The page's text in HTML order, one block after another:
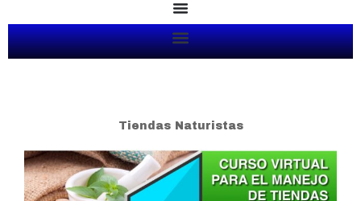
contenido
Tiendas Naturistas